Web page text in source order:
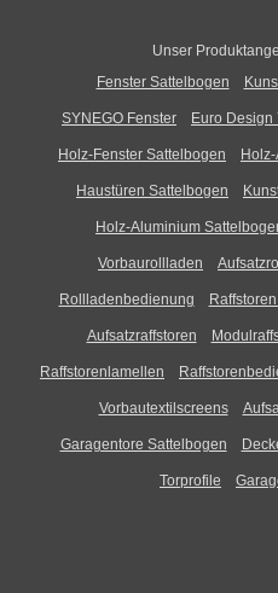
Unser
Fenster Sattelbogen
SYNEGO Fenster Euro Design
Holz-Fenster Sattelbogen
Haustüren Sattelbogen
Holz-Aluminium
Vorbaurollladen
Rollladenbedienung
Aufsatzraffstoren
Raffstorenlamellen
Vorbautextilscreens
Garagentore Sattelbogen
Torprofile